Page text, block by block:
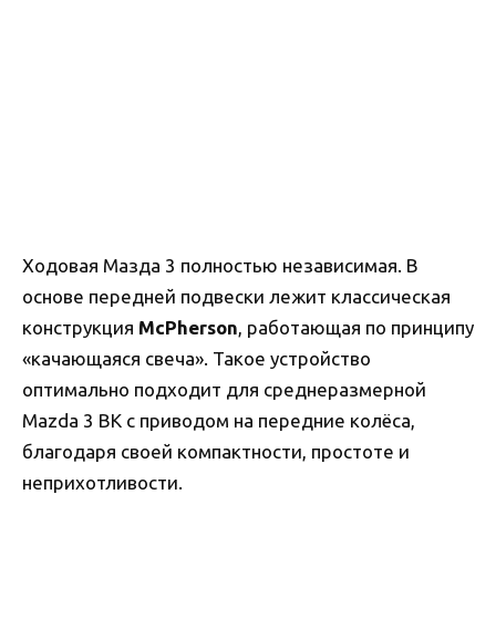
Ходовая Мазда 3 полностью независимая. В
основе передней подвески лежит классическая
конструкция McPherson, работающая по принципу
«качающаяся свеча». Такое устройство
оптимально подходит для среднеразмерной
Mazda 3 BK с приводом на передние колёса,
благодаря своей компактности, простоте и
неприхотливости.